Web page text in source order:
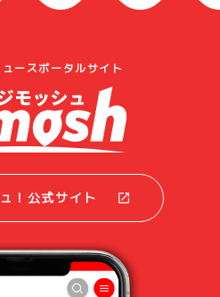
ースポータルサイト
！公式サイト